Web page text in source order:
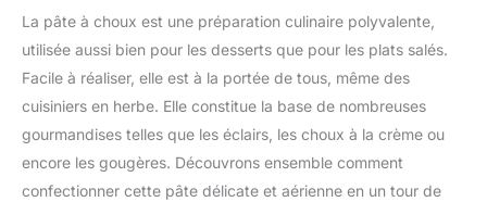
La pâte à choux est une préparation culinaire polyvalente,
utilisée aussi bien pour les desserts que pour les plats salés.
Facile à réaliser, elle est à la portée de tous, même des
cuisiniers en herbe. Elle constitue la base de nombreuses
gourmandises telles que les éclairs, les choux à la crème ou
encore les gougères. Découvrons ensemble comment
confectionner cette pâte délicate et aérienne en un tour de